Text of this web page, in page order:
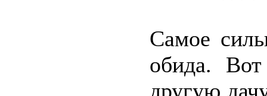
Самое
обида.
другую